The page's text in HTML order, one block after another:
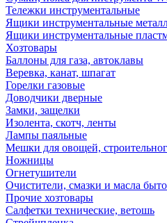
Тележки инструментальные
Ящики инструментальные
Ящики инструментальные
Хозтовары
Баллоны для газа, автоклавы
Веревка, канат, шпагат
Горелки газовые
Доводчики дверные
Замки, защелки
Изолента, скотч, ленты
Лампы паяльные
Мешки для овощей,
Ножницы
Огнетушители
Очистители, смазки и масла
Прочие хозтовары
Салфетки технические, ветошь